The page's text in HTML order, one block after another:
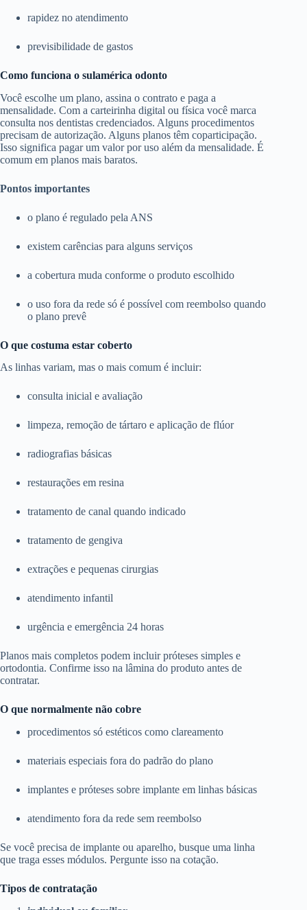
rapidez no atendimento
previsibilidade de gastos
Como funciona o sulamérica odonto
Você escolhe um plano, assina o contrato e paga a
mensalidade. Com a carteirinha digital ou física você marca
consulta nos dentistas credenciados. Alguns procedimentos
precisam de autorização. Alguns planos têm coparticipação.
Isso significa pagar um valor por uso além da mensalidade. É
comum em planos mais baratos.
Pontos importantes
o plano é regulado pela ANS
existem carências para alguns serviços
a cobertura muda conforme o produto escolhido
o uso fora da rede só é possível com reembolso quando
o plano prevê
O que costuma estar coberto
As linhas variam, mas o mais comum é incluir:
consulta inicial e avaliação
limpeza, remoção de tártaro e aplicação de flúor
radiografias básicas
restaurações em resina
tratamento de canal quando indicado
tratamento de gengiva
extrações e pequenas cirurgias
atendimento infantil
urgência e emergência 24 horas
Planos mais completos podem incluir próteses simples e
ortodontia. Confirme isso na lâmina do produto antes de
contratar.
O que normalmente não cobre
procedimentos só estéticos como clareamento
materiais especiais fora do padrão do plano
implantes e próteses sobre implante em linhas básicas
atendimento fora da rede sem reembolso
Se você precisa de implante ou aparelho, busque uma linha
que traga esses módulos. Pergunte isso na cotação.
Tipos de contratação